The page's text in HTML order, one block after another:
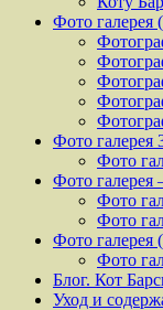
Фото галерея
Фото галерея
Фото
Фото галерея
Фото
Фото
Фото галерея
Фото
Блог. Кот
Уход и